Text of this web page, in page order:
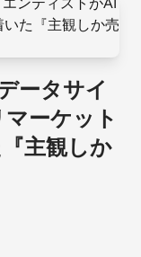
ータサイ
ーケット
主観しか